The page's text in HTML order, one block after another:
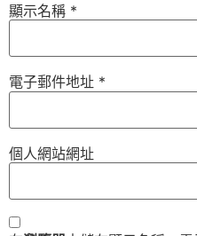
顯示名稱 *
電子郵件地址 *
個人網站網址